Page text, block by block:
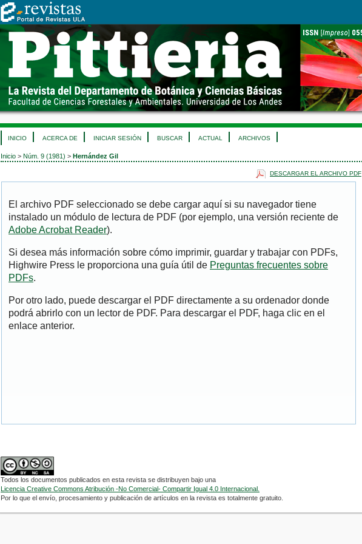
INICIO ACERCA DE INICIAR SESIÓN BUSCAR ACTUAL ARCHIVOS
Inicio > Núm. 9 (1981) > Hernández Gil
DESCARGAR EL ARCHIVO PDF
El archivo PDF seleccionado se debe cargar aquí si su navegador tiene
instalado un módulo de lectura de PDF (por ejemplo, una versión reciente de
Adobe Acrobat Reader).
Si desea más información sobre cómo imprimir, guardar y trabajar con PDFs,
Highwire Press le proporciona una guía útil de Preguntas frecuentes sobre
PDFs.
Por otro lado, puede descargar el PDF directamente a su ordenador donde
podrá abrirlo con un lector de PDF. Para descargar el PDF, haga clic en el
enlace anterior.
Todos los documentos publicados en esta revista se distribuyen bajo una
Licencia Creative Commons Atribución -No Comercial- Compartir Igual 4.0 Internacional.
Por lo que el envío, procesamiento y publicación de artículos en la revista es totalmente gratuito.